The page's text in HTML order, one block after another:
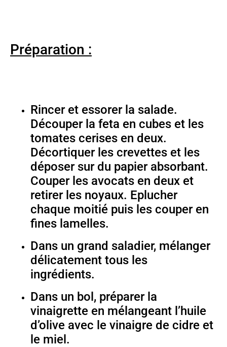
Préparation :
Rincer et essorer la salade.
Découper la feta en cubes et les
tomates cerises en deux.
Décortiquer les crevettes et les
déposer sur du papier absorbant.
Couper les avocats en deux et
retirer les noyaux. Eplucher
chaque moitié puis les couper en
fines lamelles.
Dans un grand saladier, mélanger
délicatement tous les
ingrédients.
Dans un bol, préparer la
vinaigrette en mélangeant l’huile
d’olive avec le vinaigre de cidre et
le miel.